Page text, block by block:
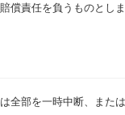
償責任を負うものとしま
全部を一時中断、また